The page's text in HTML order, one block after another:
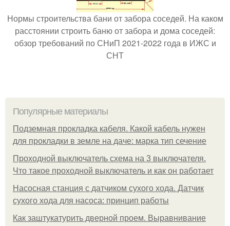
Нормы строительства бани от забора соседей. На каком
расстоянии строить баню от забора и дома соседей:
обзор требований по СНиП 2021-2022 года в ИЖС и
СНТ
Популярные материалы
Подземная прокладка кабеля. Какой кабель нужен
для прокладки в земле на даче: марка тип сечение
Проходной выключатель схема на 3 выключателя.
Что такое проходной выключатель и как он работает
Насосная станция с датчиком сухого хода. Датчик
сухого хода для насоса: принцип работы
Как заштукатурить дверной проем. Выравнивание